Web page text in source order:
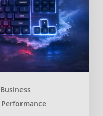
Business
Performance